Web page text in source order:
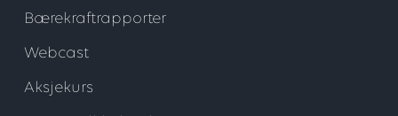
Bærekraftrapporter
Webcast
Aksjekurs